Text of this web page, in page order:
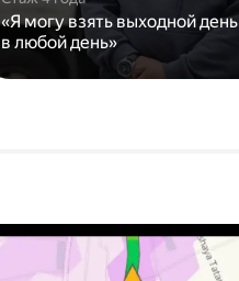
«Я могу взять выходной день
в любой день»